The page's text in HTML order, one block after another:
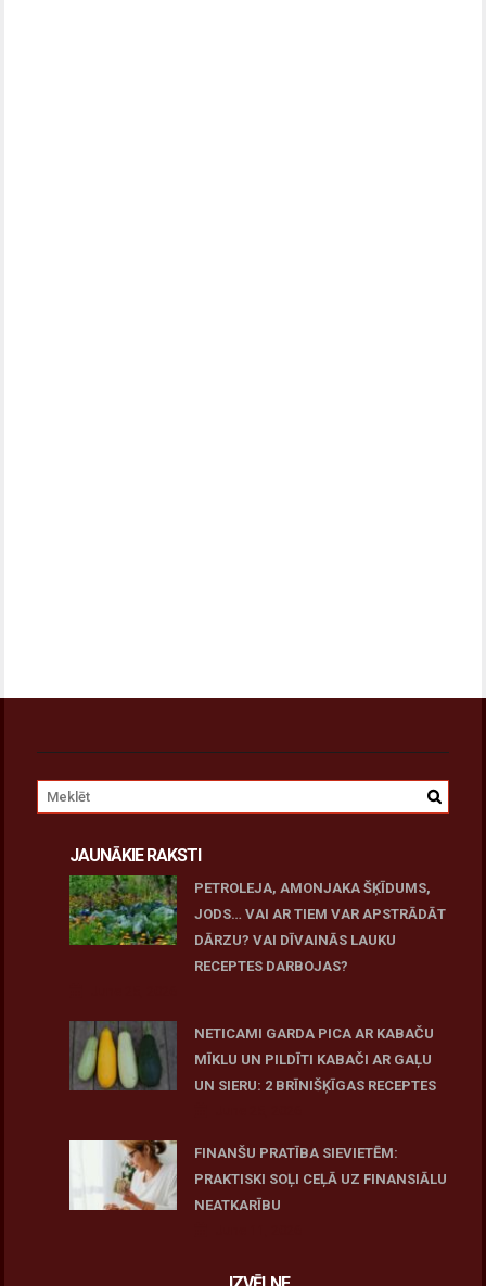
JAUNĀKIE RAKSTI
PETROLEJA, AMONJAKA ŠĶĪDUMS,
JODS… VAI AR TIEM VAR APSTRĀDĀT
DĀRZU? VAI DĪVAINĀS LAUKU
RECEPTES DARBOJAS?
NETICAMI GARDA PICA AR KABAČU
MĪKLU UN PILDĪTI KABAČI AR GAĻU
UN SIERU: 2 BRĪNIŠĶĪGAS RECEPTES
FINANŠU PRATĪBA SIEVIETĒM:
PRAKTISKI SOĻI CEĻĀ UZ FINANSIĀLU
NEATKARĪBU